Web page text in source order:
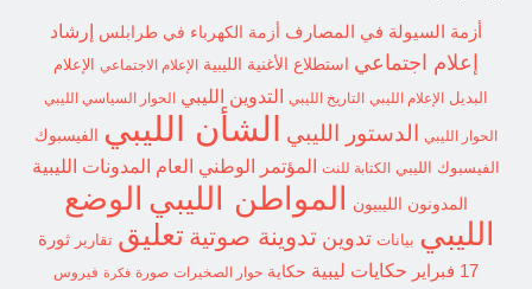
أزمة السيولة في المصارف أزمة الكهرباء في طرابلس إرشاد
إعلام اجتماعي استطلاع الأغنية الليبية الإعلام الاجتماعي
الإعلام
البديل الإعلام الليبي التاريخ الليبي التدوين الليبي الحوار السياسي الليبي
الحوار الليبي الدستور الليبي الشأن الليبي الفيسبوك
الفيسبوك الليبي الكتابة للنت المؤتمر الوطني العام المدونات الليبية
المدونون الليبيون المواطن الليبي الوضع
الليبي بيانات تدوين تدوينة صوتية تعليق تقارير
ثورة
17 فبراير
حكايات ليبية حكاية حوار الصخيرات صورة فكرة فيروس